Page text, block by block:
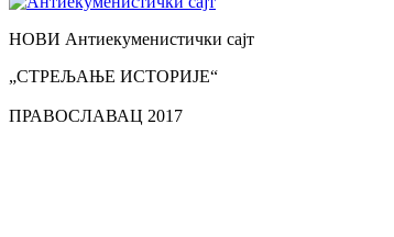
НОВИ Антиекуменистички сајт
„СТРЕЉАЊЕ ИСТОРИЈЕ“
ПРАВОСЛАВАЦ 2017